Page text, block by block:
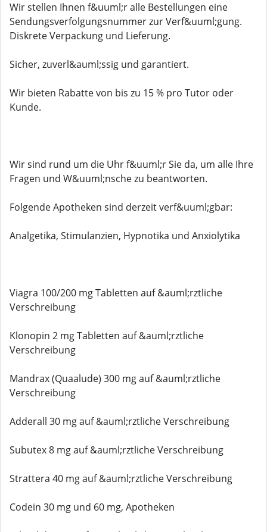
Wir stellen Ihnen f&uuml;r alle Bestellungen eine
Sendungsverfolgungsnummer zur Verf&uuml;gung.
Diskrete Verpackung und Lieferung.
Sicher, zuverl&auml;ssig und garantiert.
Wir bieten Rabatte von bis zu 15 % pro Tutor oder
Kunde.
Wir sind rund um die Uhr f&uuml;r Sie da, um alle Ihre
Fragen und W&uuml;nsche zu beantworten.
Folgende Apotheken sind derzeit verf&uuml;gbar:
Analgetika, Stimulanzien, Hypnotika und Anxiolytika
Viagra 100/200 mg Tabletten auf &auml;rztliche
Verschreibung
Klonopin 2 mg Tabletten auf &auml;rztliche
Verschreibung
Mandrax (Quaalude) 300 mg auf &auml;rztliche
Verschreibung
Adderall 30 mg auf &auml;rztliche Verschreibung
Subutex 8 mg auf &auml;rztliche Verschreibung
Strattera 40 mg auf &auml;rztliche Verschreibung
Codein 30 mg und 60 mg, Apotheken